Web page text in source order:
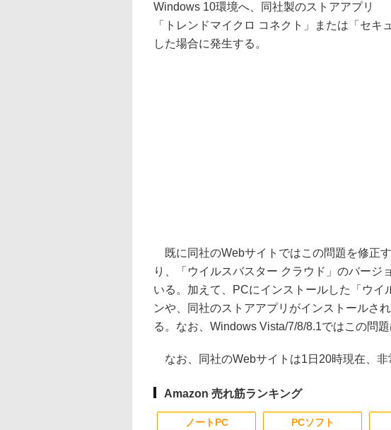
Windows 10環境へ、同社製のストアアプリ
「トレンドマイクロ コネクト」または「セ
した場合に発生する。
既に同社のWebサイトではこの問題を修正
り、「ウイルスバスター クラウド」のバージ
いる。加えて、PCにインストールした「ウイ
ンや、同社のストアアプリがインストールさ
る。なお、Windows Vista/7/8/8.1ではこの問題
なお、同社のWebサイトは1日20時現在、非
Amazon 売れ筋ランキング
ノートPC PCソフト